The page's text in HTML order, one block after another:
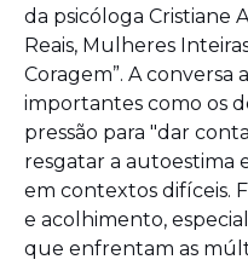
da psicóloga Cristiane
Reais, Mulheres
Coragem”. A
importantes como os
pressão para "dar
resgatar a autoestima
em contextos difíceis.
e acolhimento,
que enfrentam as